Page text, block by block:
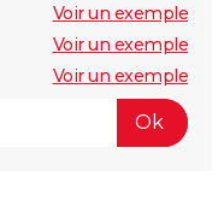
Voir un exemple
Voir un exemple
Voir un exemple